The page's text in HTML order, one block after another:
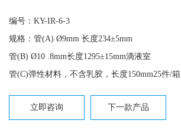
编号：KY-IR-6-3
规格：管(A) Ø9mm 长度234±5mm
管(B) Ø10 .8mm长度1295±15mm滴液室
管(C)弹性材料，不含乳胶，长度150mm25件/箱
立即咨询 下一款产品